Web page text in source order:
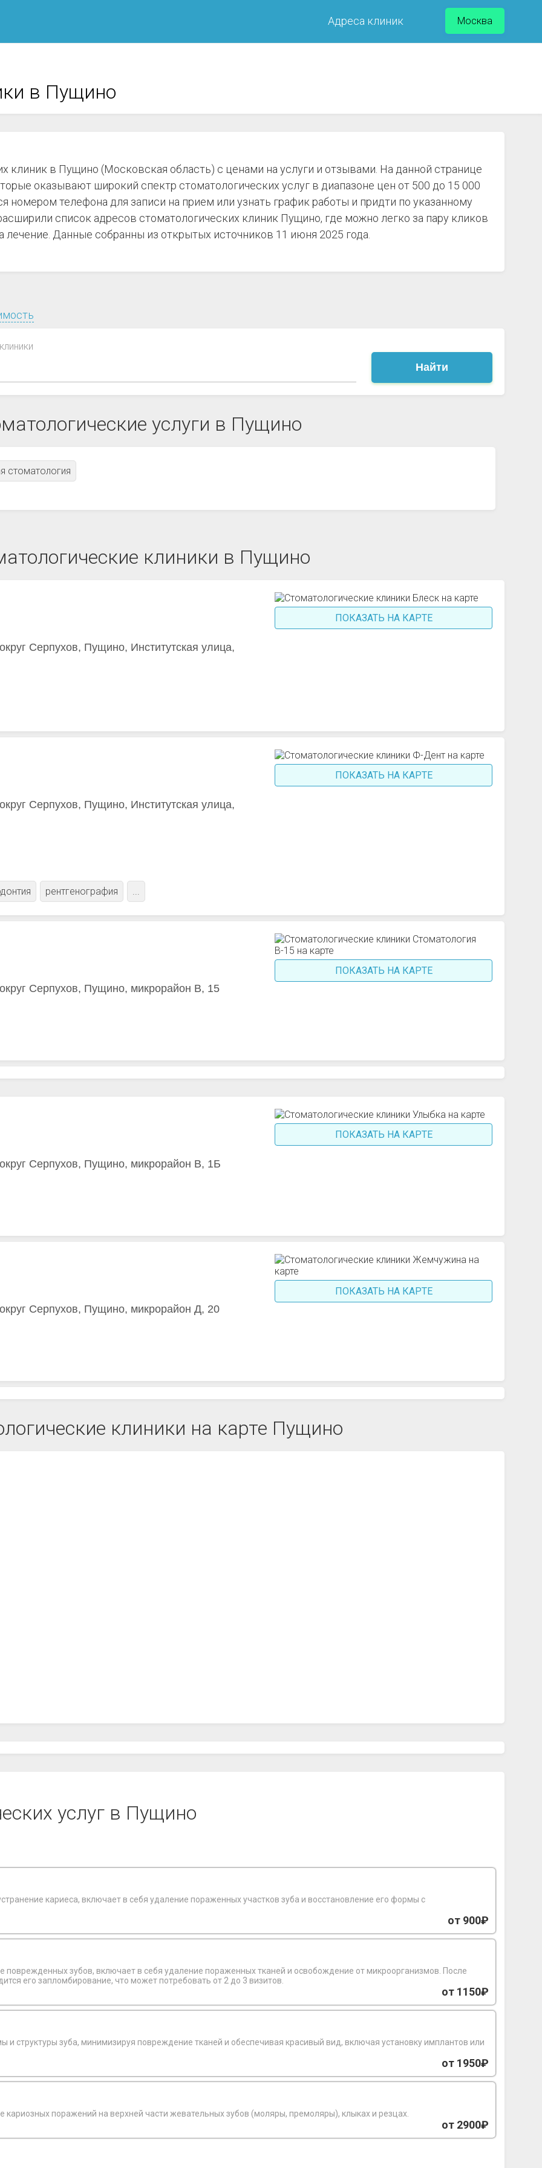
Адреса клиник Москва
в Пущино
клиник в Пущино (Московская область) с ценами на услуги и отзывами. На данной странице
оказывают широкий спектр стоматологических услуг в диапазоне цен от 500 до 15 000
номером телефона для записи на прием или узнать график работы и придти по указанному
список адресов стоматологических клиник Пущино, где можно легко за пару кликов
лечение. Данные собранны из открытых источников 11 июня 2025 года.
Найти
услуги в Пущино
стоматология
клиники в Пущино
Серпухов, Пущино, Институтская улица,
ПОКАЗАТЬ НА КАРТЕ
Серпухов, Пущино, Институтская улица,
рентгенография ...
ПОКАЗАТЬ НА КАРТЕ
Серпухов, Пущино, микрорайон В, 15
ПОКАЗАТЬ НА КАРТЕ
Серпухов, Пущино, микрорайон В, 1Б
ПОКАЗАТЬ НА КАРТЕ
Серпухов, Пущино, микрорайон Д, 20
ПОКАЗАТЬ НА КАРТЕ
клиники на карте Пущино
услуг в Пущино
кариеса, включает в себя удаление пораженных участков зуба и восстановление его формы с
от 900₽
поврежденных зубов, включает в себя удаление пораженных тканей и освобождение от микроорганизмов. После
его запломбирование, что может потребовать от 2 до 3 визитов.
от 1150₽
от 1950₽
Восстановление зуба пломбой по 1 классу - устранение кариозных поражений на верхней части жевательных зубов (моляры, премоляры), клыках и резцах.
от 2900₽